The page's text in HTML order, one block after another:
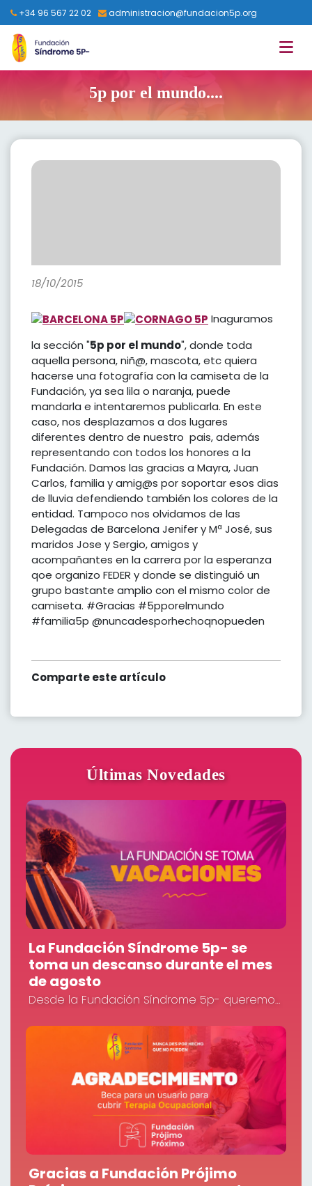
+34 96 567 22 02 administracion@fundacion5p.org
5p por el mundo....
18/10/2015
Inaguramos
la sección "5p por el mundo", donde toda
aquella persona, niñ@, mascota, etc quiera
hacerse una fotografía con la camiseta de la
Fundación, ya sea lila o naranja, puede
mandarla e intentaremos publicarla. En este
caso, nos desplazamos a dos lugares
diferentes dentro de nuestro pais, además
representando con todos los honores a la
Fundación. Damos las gracias a Mayra, Juan
Carlos, familia y amig@s por soportar esos dias
de lluvia defendiendo también los colores de la
entidad. Tampoco nos olvidamos de las
Delegadas de Barcelona Jenifer y Mª José, sus
maridos Jose y Sergio, amigos y
acompañantes en la carrera por la esperanza
qoe organizo FEDER y donde se distinguió un
grupo bastante amplio con el mismo color de
camiseta. #Gracias #5pporelmundo
#familia5p @nuncadesporhechoqnopueden
Comparte este artículo
Últimas Novedades
La Fundación Síndrome 5p- se
toma un descanso durante el mes
de agosto
Desde la Fundación Síndrome 5p- queremos informar a todas las familias, colaboradores, socios, voluntarios y personas que nos acompañan que nuestras instalaciones permanecerán cerradas durante todo el mes de agosto.
Gracias a Fundación Prójimo